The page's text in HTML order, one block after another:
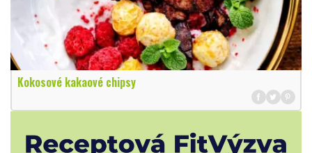
Kokosové kakaové chipsy